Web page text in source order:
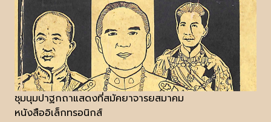
ชุมนุมปาฐกถาแสดงที่สมัคยาจารยสมาคม
หนังสืออิเล็กทรอนิกส์